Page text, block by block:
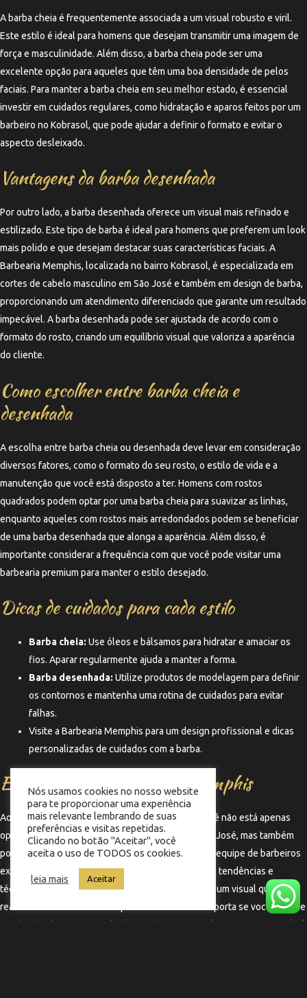
A barba cheia é frequentemente associada a um visual robusto e viril.
Este estilo é ideal para homens que desejam transmitir uma imagem de
força e masculinidade. Além disso, a barba cheia pode ser uma
excelente opção para aqueles que têm uma boa densidade de pelos
faciais. Para manter a barba cheia em seu melhor estado, é essencial
investir em cuidados regulares, como hidratação e aparos feitos por um
barbeiro no Kobrasol, que pode ajudar a definir o formato e evitar o
aspecto desleixado.
Vantagens da barba desenhada
Por outro lado, a barba desenhada oferece um visual mais refinado e
estilizado. Este tipo de barba é ideal para homens que preferem um look
mais polido e que desejam destacar suas características faciais. A
Barbearia Memphis, localizada no bairro Kobrasol, é especializada em
cortes de cabelo masculino em São José e também em design de barba,
proporcionando um atendimento diferenciado que garante um resultado
impecável. A barba desenhada pode ser ajustada de acordo com o
formato do rosto, criando um equilíbrio visual que valoriza a aparência
do cliente.
Como escolher entre barba cheia e
desenhada
A escolha entre barba cheia ou desenhada deve levar em consideração
diversos fatores, como o formato do seu rosto, o estilo de vida e a
manutenção que você está disposto a ter. Homens com rostos
quadrados podem optar por uma barba cheia para suavizar as linhas,
enquanto aqueles com rostos mais arredondados podem se beneficiar
de uma barba desenhada que alonga a aparência. Além disso, é
importante considerar a frequência com que você pode visitar uma
barbearia premium para manter o estilo desejado.
Dicas de cuidados para cada estilo
Barba cheia: Use óleos e bálsamos para hidratar e amaciar os
fios. Aparar regularmente ajuda a manter a forma.
Barba desenhada: Utilize produtos de modelagem para definir
os contornos e mantenha uma rotina de cuidados para evitar
falhas.
Visite a Barbearia Memphis para um design profissional e dicas
personalizadas de cuidados com a barba.
Experiência na Barbearia Memphis
Ao escolher a Barbearia Memphis no Kobrasol, você não está apenas
optando por um corte de cabelo masculino em São José, mas também
por uma experiência única de cuidados pessoais. A equipe de barbeiros
experientes está sempre atualizada com as últimas tendências e
técnicas, garantindo que você saia satisfeito e com um visual que
realmente combina com sua personalidade. Não importa se você prefere
Nós usamos cookies no nosso website
para te proporcionar uma experiência
mais relevante lembrando de suas
preferências e visitas repetidas.
Clicando no botão "Aceitar", você
aceita o uso de TODOS os cookies.
leia mais Aceitar